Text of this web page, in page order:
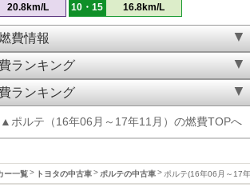
20.8km/L 10・15 16.8km/L
費情報
ランキング
ランキング
▲ポルテ（16年06月～17年11月）の燃費TOPへ
ー一覧 トヨタの中古車 ポルテの中古車 ポルテ(16年06月～17